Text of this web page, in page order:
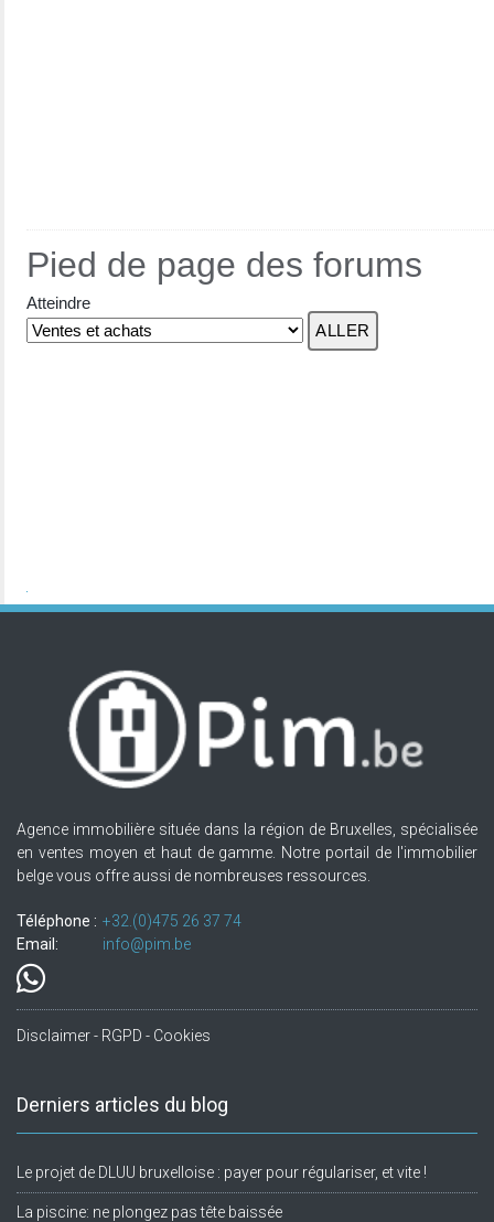
Pied de page des forums
Atteindre
Agence immobilière située dans la région de Bruxelles, spécialisée
en ventes moyen et haut de gamme. Notre portail de l'immobilier
belge vous offre aussi de nombreuses ressources.
Téléphone : +32.(0)475 26 37 74
Email:
info@pim.be
Disclaimer - RGPD - Cookies
Derniers articles du blog
Le projet de DLUU bruxelloise : payer pour régulariser, et vite !
La piscine: ne plongez pas tête baissée